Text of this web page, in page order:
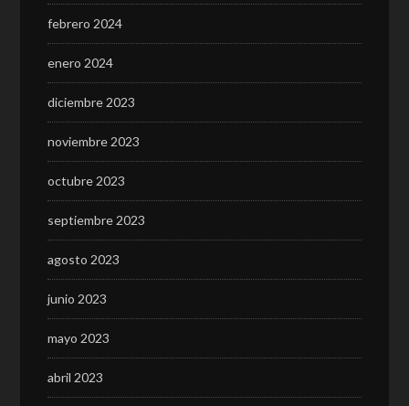
febrero 2024
enero 2024
diciembre 2023
noviembre 2023
octubre 2023
septiembre 2023
agosto 2023
junio 2023
mayo 2023
abril 2023